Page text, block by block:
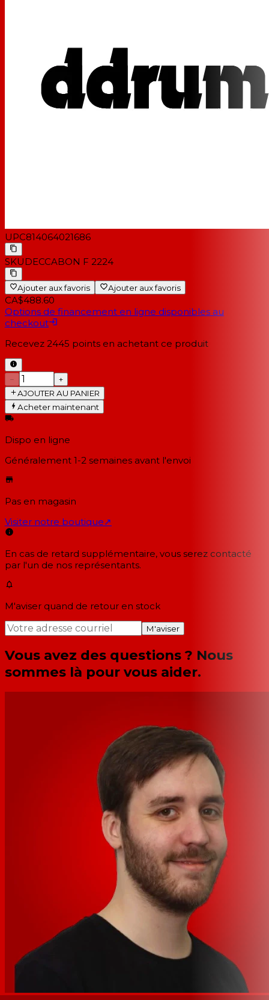
UPC814064021686
SKUDECCABON F 2224
Ajouter aux favoris Ajouter aux favoris
CA$488.60
Options de financement en ligne disponibles au
checkout
Recevez 2445 points en achetant ce produit
−
+
AJOUTER AU PANIER
Acheter maintenant
Dispo en ligne
Généralement 1-2 semaines avant l'envoi
Pas en magasin
Visiter notre boutique↗
En cas de retard supplémentaire, vous serez contacté
par l'un de nos représentants.
M'aviser quand de retour en stock
M'aviser
Vous avez des questions ? Nous
sommes là pour vous aider.